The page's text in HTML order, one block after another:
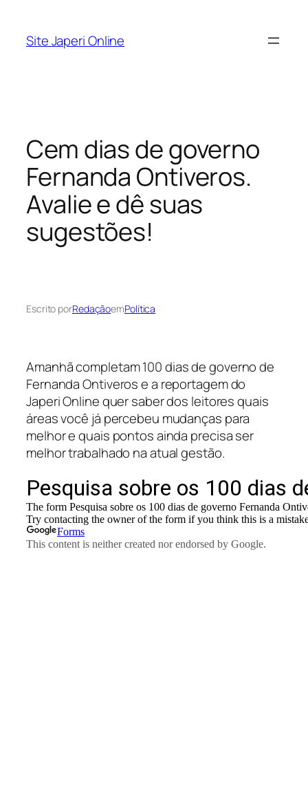
Site Japeri Online
Cem dias de governo
Fernanda Ontiveros.
Avalie e dê suas
sugestões!
Escrito porRedaçãoemPolítica
Amanhã completam 100 dias de governo de
Fernanda Ontiveros e a reportagem do
Japeri Online quer saber dos leitores quais
áreas você já percebeu mudanças para
melhor e quais pontos ainda precisa ser
melhor trabalhado na atual gestão.